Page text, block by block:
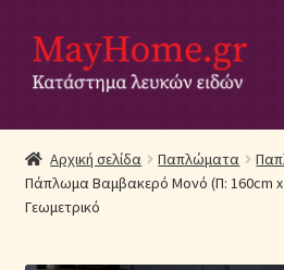
Απευθείας
μετάβαση
στην
Μετάβαση
σε
περιεχόμενο
Αρχική
Ακύρωση Παραγγελίας
Αρχική σελίδα Παπλώματα
Πάπλωμα Βαμβακερό Μονό (Π: 160cm x
Γεωμετρικό